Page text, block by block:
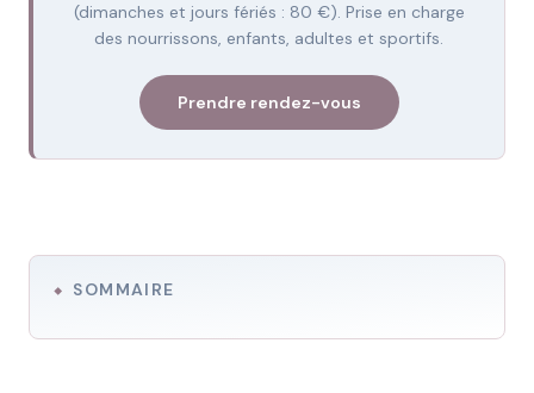
(dimanches et jours fériés : 80 €). Prise en charge
des nourrissons, enfants, adultes et sportifs.
Prendre rendez-vous
SOMMAIRE